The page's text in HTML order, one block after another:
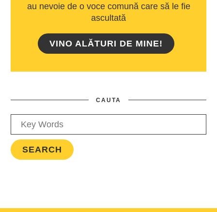
au nevoie de o voce comună care să le fie
ascultată
VINO ALĂTURI DE MINE!
CAUTA